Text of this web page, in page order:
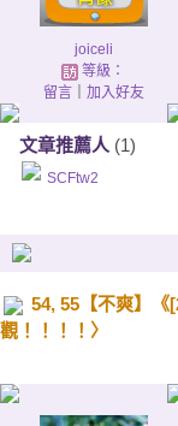
joiceli
等級：
留言｜ 加入好友
文章推薦人 (1)
SCFtw2
54, 55【不爽】《
觀！！！！〉